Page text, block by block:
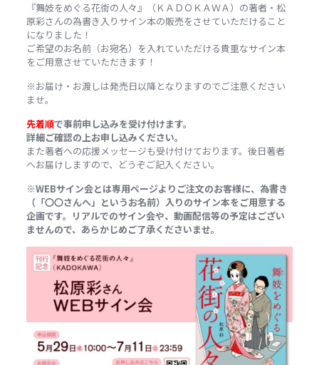
『舞妓をめぐる花街の人々』（ＫＡＤＯＫＡＷＡ）の著者・松
原彩さんの為書き入りサイン本の販売をさせていただけること
になりました！
ご希望のお名前（お宛名）を入れていただける貴重なサイン本
をご用意させていただきます！
※お届け・お渡しは発売日以降となりますのでご注意ください
ませ。
先着順で事前申し込みを受け付けます。
詳細ご確認の上お申し込みください。
また著者への応援メッセージも受け付けております。後日著者
へお届けしますので、どうぞご記入ください。
※WEBサイン会とは専用ページよりご注文のお客様に、為書き
（「〇〇さんへ」というお名前）入りのサイン本をご用意する
企画です。リアルでのサイン会や、動画配信等の予定はござい
ませんので、あらかじめご了承くださいませ。